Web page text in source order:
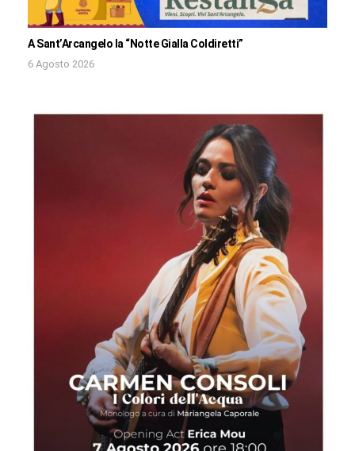
A Sant’Arcangelo la “Notte Gialla Coldiretti”
6 Agosto 2026